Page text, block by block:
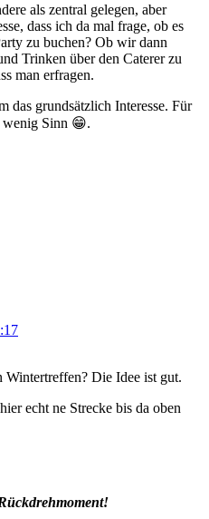
als zentral gelegen, aber
dass ich da mal frage, ob es
zu buchen? Ob wir dann
Trinken über den Caterer zu
man erfragen.
das grundsätzlich Interesse. Für
wenig Sinn 😁.
Wintertreffen? Die Idee ist gut.
echt ne Strecke bis da oben